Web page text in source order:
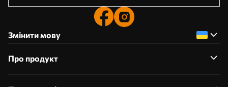
Змінити мову
Про продукт